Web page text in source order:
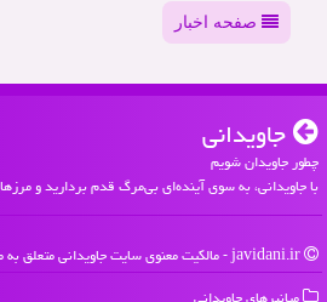
صفحه اخبار
جاویدانی
چطور جاویدان شویم
با جاویدانی، به سوی آینده‌ای بی‌مرگ قدم بردارید و